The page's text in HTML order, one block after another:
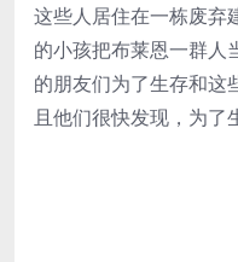
这些人居住在一栋废弃
的小孩把布莱恩一群人
的朋友们为了生存和这
且他们很快发现，为了